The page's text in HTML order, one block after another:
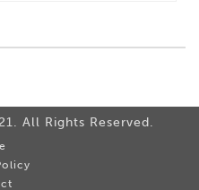
All Rights Reserved.